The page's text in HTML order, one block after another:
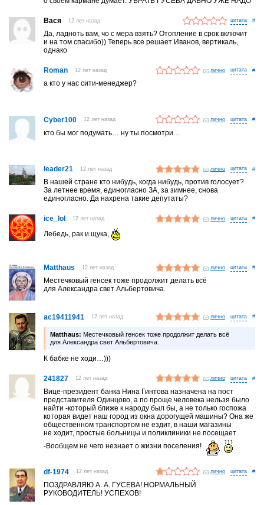
Вася 12 лет назад #
Да, ладноть вам, чо с мера взять? Отопление в срок включит
и на том спасибо)) Теперь все решает Иванов, вертикаль,
однако
Roman 12 лет назад лично #
а кто у нас сити-менеджер?
Cyber100 12 лет назад лично #
кто бы мог подумать… ну ты посмотри…
leader21 12 лет назад лично #
В нашей стране кто нибудь, когда нибудь, против голосует?
За летнее время, единогласно ЗА, за зимнее, снова
единогласно. Да нахрена такие депутаты?
ice_lol 12 лет назад лично #
Лебедь, рак и щука,
Matthaus 12 лет назад лично #
Местечковый генсек тоже продолжит делать всё
для Александра свет Альбертовича.
ac19411941 12 лет назад лично #
Matthaus: Местечковый генсек тоже продолжит делать всё
для Александра свет Альбертовича.
К бабке не ходи…)))
241827 12 лет назад лично #
Вице-президент банка Нина Гинтова назначена на пост
представителя Одинцово, а по проще человека нельзя было
найти -который ближе к народу был бы, а не только госпожа
которая видет наш город из окна дорогущей машины? Она же
общественном транспортом не ездит, в наши магазины
не ходит, простые больницы и поликлиники не посещает
-Вообщем не чего незнает о жизни поселения!
df-1974 12 лет назад лично #
ПОЗДРАВЛЯЮ А. А. ГУСЕВА! НОРМАЛЬНЫЙ
РУКОВОДИТЕЛЬ! УСПЕХОВ!